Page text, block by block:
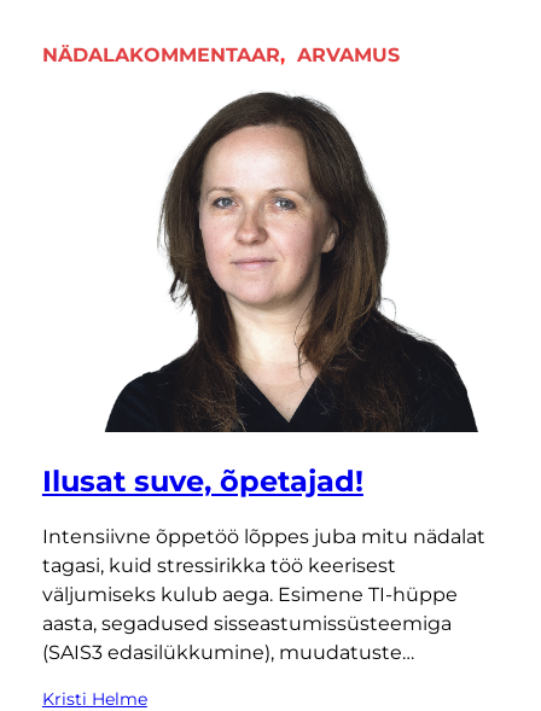
NÄDALAKOMMENTAAR, ARVAMUS
Ilusat suve, õpetajad!
Intensiivne õppetöö lõppes juba mitu nädalat
tagasi, kuid stressirikka töö keerisest
väljumiseks kulub aega. Esimene TI-hüppe
aasta, segadused sisseastumissüsteemiga
(SAIS3 edasilükkumine), muudatuste…
Kristi Helme